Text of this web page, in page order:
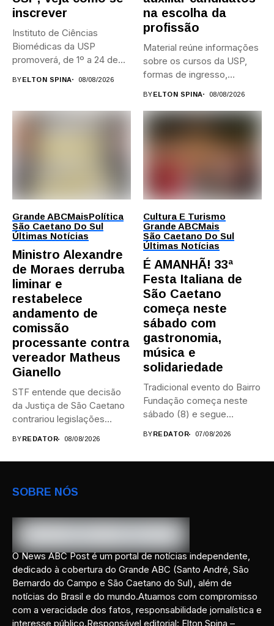
inscrever
Instituto de Ciências
Biomédicas da USP
promoverá, de 1º a 24 de...
BYELTON SPINA 08/08/2026
na escolha da
profissão
Material reúne informações
sobre os cursos da USP,
formas de ingresso,
BYELTON SPINA 08/08/2026
Grande ABCMaisPolítica
São Caetano Do Sul
Últimas Notícias
Ministro Alexandre
de Moraes derruba
liminar e
restabelece
andamento de
comissão
processante contra
vereador Matheus
Gianello
STF entende que decisão
da Justiça de São Caetano
contrariou legislações
BY REDATOR 08/08/2026
Cultura E Turismo
Grande ABCMais
São Caetano Do Sul
Últimas Notícias
É AMANHÃ! 33ª
Festa Italiana de
São Caetano
começa neste
sábado com
gastronomia,
música e
solidariedade
Tradicional evento do Bairro
Fundação começa neste
sábado (8) e segue
BY REDATOR 07/08/2026
SOBRE NÓS
O News ABC Post é um portal de notícias independente,
dedicado à cobertura do Grande ABC (Santo André, São
Bernardo do Campo e São Caetano do Sul), além de
notícias do Brasil e do mundo.Atuamos com compromisso
com a veracidade dos fatos, responsabilidade jornalística e
interesse público.Responsável editorial: Elton Spina –